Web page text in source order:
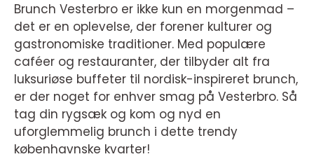
Brunch Vesterbro er ikke kun en morgenmad –
det er en oplevelse, der forener kulturer og
gastronomiske traditioner. Med populære
caféer og restauranter, der tilbyder alt fra
luksuriøse buffeter til nordisk-inspireret brunch,
er der noget for enhver smag på Vesterbro. Så
tag din rygsæk og kom og nyd en
uforglemmelig brunch i dette trendy
københavnske kvarter!